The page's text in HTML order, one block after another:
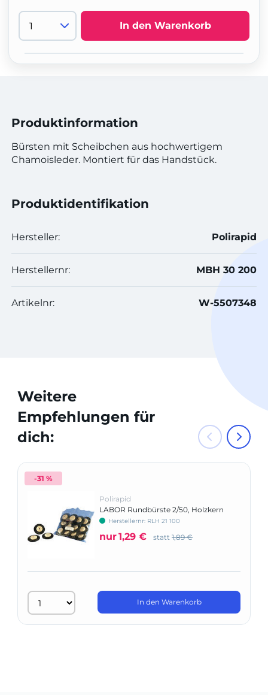
In den Warenkorb
Produktinformation
Bürsten mit Scheibchen aus hochwertigem
Chamoisleder. Montiert für das Handstück.
Produktidentifikation
Hersteller: Polirapid
Herstellernr: MBH 30 200
Artikelnr: W-5507348
Weitere
Empfehlungen für
dich:
-31 %
Polirapid
LABOR Rundbürste 2/50, Holzkern
Herstellernr: RLH 21 100
nur1,29 € statt 1,89 €
In den Warenkorb